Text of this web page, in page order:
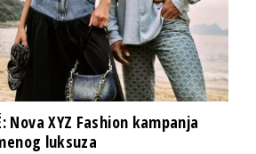
Nova XYZ Fashion kampanja
luksuza